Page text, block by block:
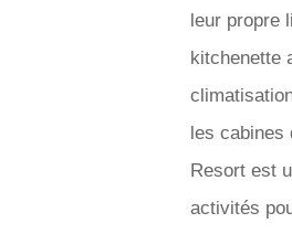
leur propre
kitchenette
les cabines
Resort est
activités